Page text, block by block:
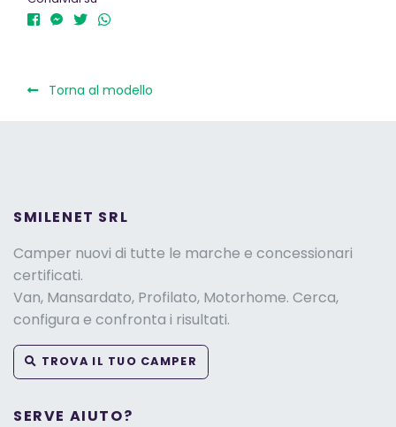
Torna al modello
SMILENET SRL
Camper nuovi di tutte le marche e concessionari
certificati.
Van, Mansardato, Profilato, Motorhome. Cerca,
configura e confronta i risultati.
TROVA IL TUO CAMPER
SERVE AIUTO?